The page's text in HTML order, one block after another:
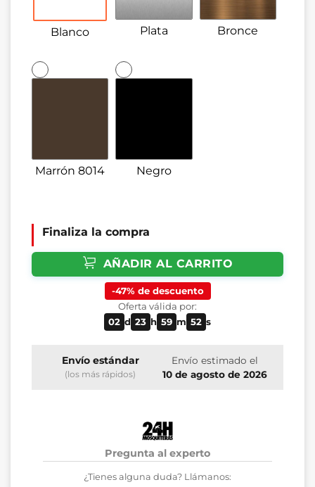
Blanco Plata Bronce
Marrón 8014 Negro
Finaliza la compra
AÑADIR AL CARRITO
-47% de descuento
Oferta válida por:
02 d 23 h 59 m 51 s
Envío estándar
(los más rápidos)
Envío estimado el
10 de agosto de 2026
Pregunta al experto
¿Tienes alguna duda? Llámanos: